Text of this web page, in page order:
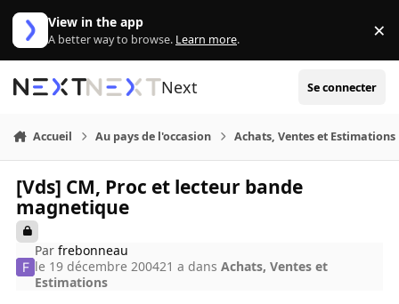
Aller au contenu
View in the app
A better way to browse. Learn more. ×
Next Se connecter
Accueil Au pays de l'occasion Achats, Ventes et Estimations
[Vds] CM, Proc et lecteur bande
magnetique
Parfrebonneau
le 19 décembre 200421 a dansAchats, Ventes et
Estimations